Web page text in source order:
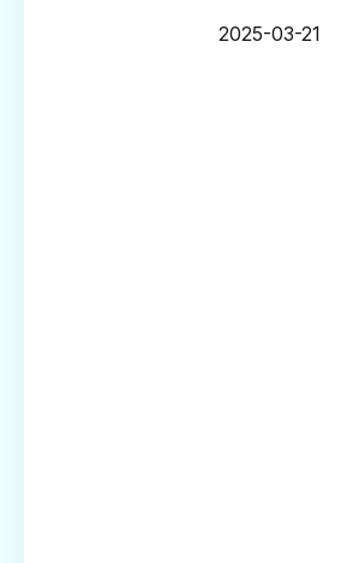
2025-03-21